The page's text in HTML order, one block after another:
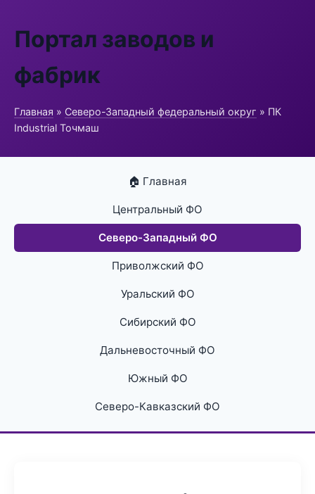
Портал заводов и
фабрик
Главная » Северо-Западный федеральный округ » ПК
Industrial Точмаш
🏠 Главная
Центральный ФО
Северо-Западный ФО
Приволжский ФО
Уральский ФО
Сибирский ФО
Дальневосточный ФО
Южный ФО
Северо-Кавказский ФО